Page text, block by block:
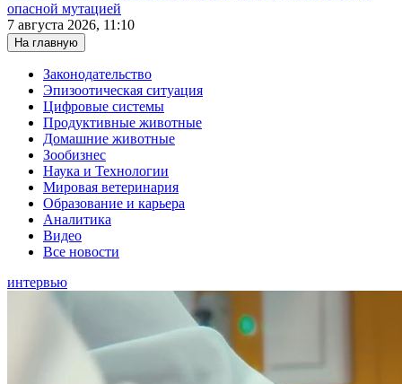
опасной мутацией
7 августа 2026, 11:10
На главную
Законодательство
Эпизоотическая ситуация
Цифровые системы
Продуктивные животные
Домашние животные
Зообизнес
Наука и Технологии
Мировая ветеринария
Образование и карьера
Аналитика
Видео
Все новости
интервью